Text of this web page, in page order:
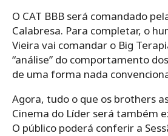
O CAT BBB será comandado
Calabresa. Para completar, o
Vieira vai comandar o Big
“análise” do comportamento
de uma forma nada
Agora, tudo o que os brothers
Cinema do Líder será também
O público poderá conferir a